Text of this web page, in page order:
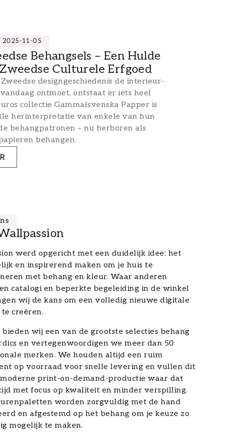
2025-11-05
Behangsels – Een Hulde
Culturele Erfgoed
designgeschiedenis de interieur­
ontmoet, ontstaat er iets heel
collectie Gammalsvenska Papper is
herinterpretatie van enkele van hun
behangpatronen – nu herboren als
behangen.
werd opgericht met een duidelijk idee: het
en inspirerend maken om je huis te
met behang en kleur. Waar anderen
catalogi en beperkte begeleiding in de winkel
wij de kans om een volledig nieuwe digitale
creëren.
bieden wij een van de grootste selecties behang
en vertegenwoordigen we meer dan 50
merken. We houden altijd een ruim
op voorraad voor snelle levering en vullen dit
print-on-demand-productie waar dat
met focus op kwaliteit en minder verspilling.
worden zorgvuldig met de hand
en afgestemd op het behang om je keuze zo
mogelijk te maken.